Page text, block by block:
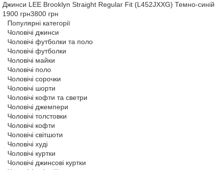
Джинси LEE Brooklyn Straight Regular Fit (L452JXXG) Темно-синій
1900 грн3800 грн
Популярні категорії
Чоловічі джинси
Чоловічі футболки та поло
Чоловічі футболки
Чоловічі майки
Чоловічі поло
Чоловічі сорочки
Чоловічі шорти
Чоловічі кофти та светри
Чоловічі джемпери
Чоловічі толстовки
Чоловічі кофти
Чоловічі світшоти
Чоловічі худі
Чоловічі куртки
Чоловічі джинсові куртки